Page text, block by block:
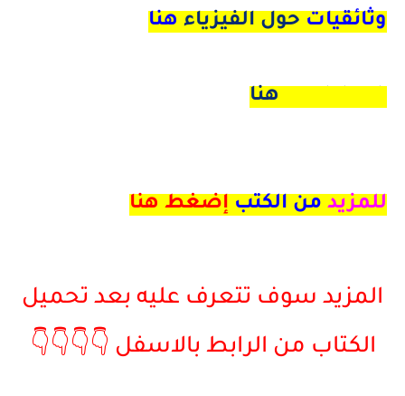
وثائقيات حول الفيزياء هنا
للمزيد من الكتب إضغط هنا
المزيد سوف تتعرف عليه بعد تحميل
الكتاب من الرابط بالاسفل 👇👇👇👇